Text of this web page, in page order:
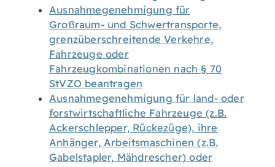
Ausnahmegenehmigung für
Großraum- und Schwertransporte,
grenzüberschreitende Verkehre,
Fahrzeuge oder
Fahrzeugkombinationen nach § 70
StVZO beantragen
Ausnahmegenehmigung für land- oder
forstwirtschaftliche Fahrzeuge (z.B.
Ackerschlepper, Rückezüge), ihre
Anhänger, Arbeitsmaschinen (z.B.
Gabelstapler, Mähdrescher) oder